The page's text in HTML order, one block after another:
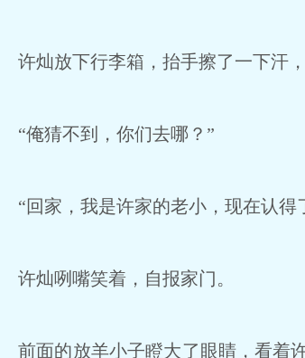
许灿放下行李箱，抬手擦了一下汗
“俺猜不到，你们去哪？”
“回家，我是许家的老小，现在认得
许灿咧嘴笑着，自报家门。
前面的放羊小子瞪大了眼睛，看着